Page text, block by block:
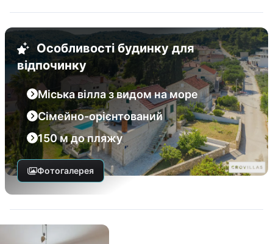
Особливості будинку для
відпочинку
Міська вілла з видом на море
Сімейно-орієнтований
150 м до пляжу
Фотогалерея